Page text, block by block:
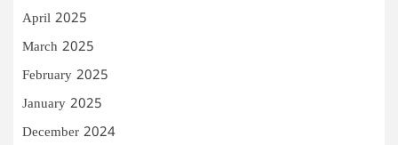
April 2025
March 2025
February 2025
January 2025
December 2024